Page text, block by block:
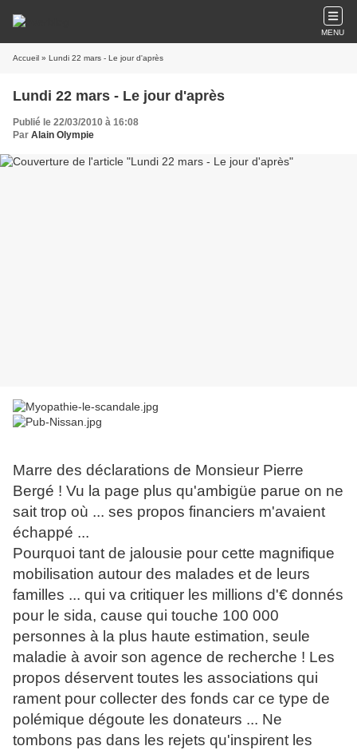
MENU
Accueil » Lundi 22 mars - Le jour d'après
Lundi 22 mars - Le jour d'après
Publié le 22/03/2010 à 16:08
Par Alain Olympie
Marre des déclarations de Monsieur Pierre
Bergé ! Vu la page plus qu'ambigüe parue on ne
sait trop où ... ses propos financiers m'avaient
échappé ...
Pourquoi tant de jalousie pour cette magnifique
mobilisation autour des malades et de leurs
familles ... qui va critiquer les millions d'€ donnés
pour le sida, cause qui touche 100 000
personnes à la plus haute estimation, seule
maladie à avoir son agence de recherche ! Les
propos déservent toutes les associations qui
rament pour collecter des fonds car ce type de
polémique dégoute les donateurs ... Ne
tombons pas dans les rejets qu'inspirent les